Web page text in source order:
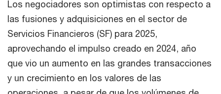
Los negociadores son optimistas con respecto a
las fusiones y adquisiciones en el sector de
Servicios Financieros (SF) para 2025,
aprovechando el impulso creado en 2024, año
que vio un aumento en las grandes transacciones
y un crecimiento en los valores de las